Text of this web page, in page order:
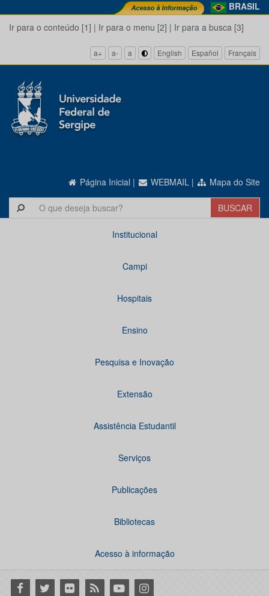
BRASIL
Ir para o conteúdo [1] | Ir para o menu [2] | Ir para a busca [3]
a+ a- a English Español Français
Página Inicial | WEBMAIL | Mapa do Site
Institucional
Campi
Hospitais
Ensino
Pesquisa e Inovação
Extensão
Assistência Estudantil
Serviços
Publicações
Bibliotecas
Acesso à informação
Facebook
Twitter Flickr RSS YoutubeInstagram